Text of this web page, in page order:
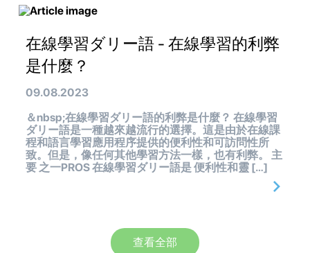
在線學習ダリー語 - 在線學習的利弊
是什麼？
09.08.2023
＆nbsp;在線學習ダリー語的利弊是什麼？ 在線學習
ダリー語是一種越來越流行的選擇。這是由於在線課
程和語言學習應用程序提供的便利性和可訪問性所
致。但是，像任何其他學習方法一樣，也有利弊。 主
要 之一PROS 在線學習ダリー語是 便利性和靈 […]
查看全部